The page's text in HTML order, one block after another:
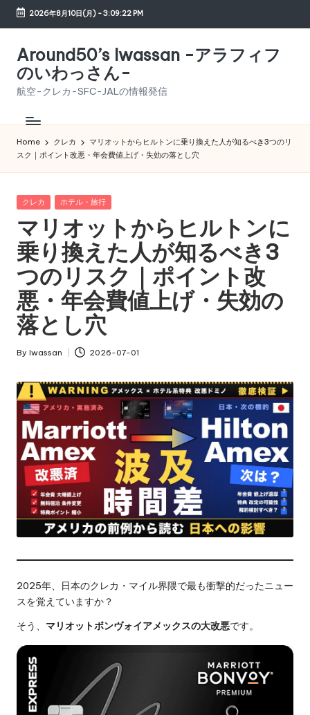
Skip
content
2026年8月10日(月)-3:09:23 PM
Around50’s Iwassan -アラフィフ
のいわっさん-
航空-クレカ-SFC-JALの情報発信
Home クレカ
マリオットからヒルトンに乗り換えた人が知るべき3つのリ
スク｜ポイント改悪・年会費値上げ・失効の落とし穴
Posted
クレカ ホテル・旅行
マリオットからヒルトンに
乗り換えた人が知るべき3
つのリスク｜ポイント改
悪・年会費値上げ・失効の
落とし穴
Posted
By Iwassan 2026-07-01
2025年、日本のクレカ・マイル界隈で最も衝撃的だったニュー
スを覚えていますか？
そう、 マリオットボンヴォイアメックスの大改悪です。